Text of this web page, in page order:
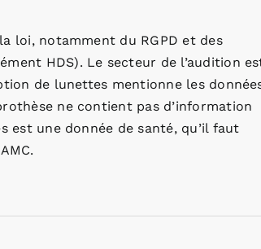
loi, notamment du RGPD et des
HDS). Le secteur de l’audition
de lunettes mentionne les
ne contient pas d’information
est une donnée de santé, qu’il faut